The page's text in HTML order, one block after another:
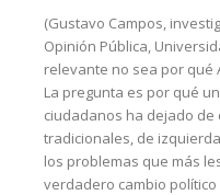
(Gustavo Campos,
Opinión Pública,
relevante no sea por qué
La pregunta es por qué
ciudadanos ha dejado
tradicionales, de
los problemas que más
verdadero cambio político